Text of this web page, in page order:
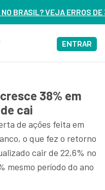
3 DELES – ASSISTA AGORA
ENTRAR
38% em
cai
de ações feita em
o que fez o retorno
cair de 22,6% no
mesmo período do ano